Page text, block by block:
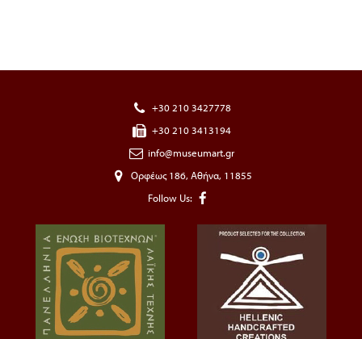
+30 210 3427778
+30 210 3413194
info@museumart.gr
Ορφέως 186, Αθήνα, 11855
Follow Us: